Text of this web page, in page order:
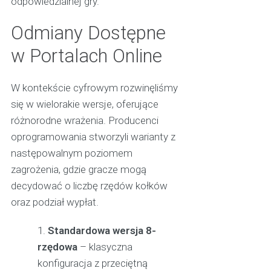
Odmiany Dostępne
w Portalach Online
W kontekście cyfrowym rozwinęliśmy
się w wielorakie wersje, oferujące
różnorodne wrażenia. Producenci
oprogramowania stworzyli warianty z
następowalnym poziomem
zagrożenia, gdzie gracze mogą
decydować o liczbę rzędów kołków
oraz podział wypłat.
Standardowa wersja 8-
rzędowa – klasyczna
konfiguracja z przeciętną